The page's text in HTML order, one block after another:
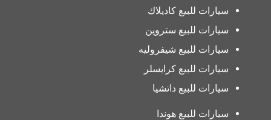
سيارات للبيع كاديلاك
سيارات للبيع ستروين
سيارات للبيع شيفروليه
سيارات للبيع كرايسلر
سيارات للبيع داتشيا
سيارات للبيع هوندا